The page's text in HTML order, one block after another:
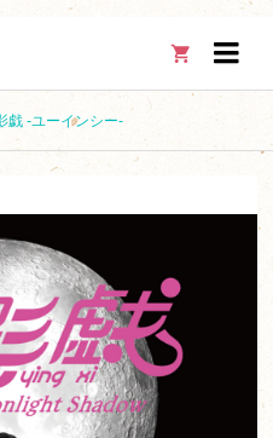

戯 -ユーインシー-